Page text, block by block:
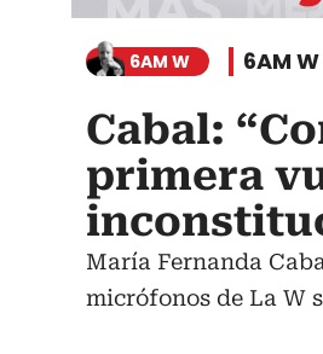
6AM W 6AM W
Cabal:
primera
María Fernanda
micrófonos de La W